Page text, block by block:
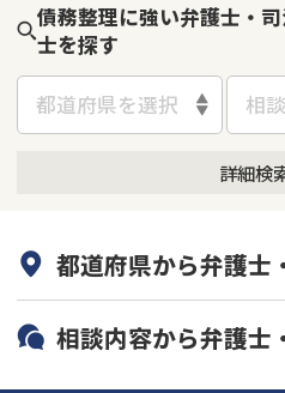
債務整理に強い弁護士・
士を探す
都道府県を選択 相
詳細検
初回相談無料
都道府県から弁護士
北海道・東北
相談内容から弁護士